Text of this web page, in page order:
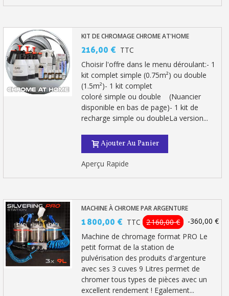
KIT DE CHROMAGE CHROME AT'HOME
216,00 € TTC
Choisir l'offre dans le menu déroulant:- 1
kit complet simple (0.75m²) ou double
(1.5m²)- 1 kit complet
coloré simple ou double (Nuancier
disponible en bas de page)- 1 kit de
recharge simple ou doubleLa version...
Ajouter Au Panier
Aperçu Rapide
MACHINE À CHROME PAR ARGENTURE
1 800,00 € TTC 2 160,00 €
-360,00 €
Machine de chromage format PRO Le
petit format de la station de
pulvérisation des produits d'argenture
avec ses 3 cuves 9 Litres permet de
chromer tous types de pièces avec un
excellent rendement ! Egalement...